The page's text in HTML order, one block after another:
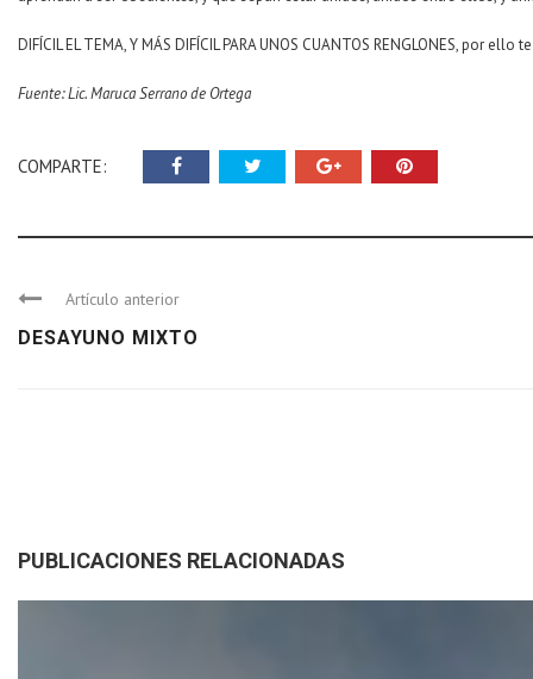
DIFÍCIL EL TEMA, Y MÁS DIFÍCIL PARA UNOS CUANTOS RENGLONES, por
Fuente: Lic. Maruca Serrano de Ortega
COMPARTE:
Artículo anterior
DESAYUNO MIXTO
PUBLICACIONES RELACIONADAS